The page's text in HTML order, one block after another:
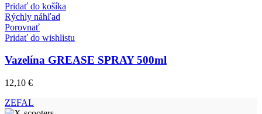
Pridať do košíka
Rýchly náhľad
Porovnať
Pridať do wishlistu
Vazelína GREASE SPRAY 500ml
12,10 €
ZEFAL